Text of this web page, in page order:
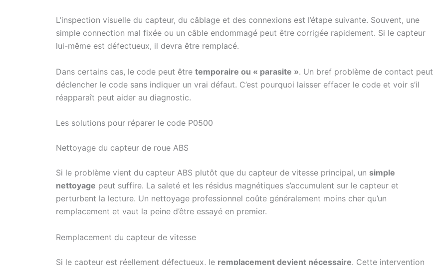
L’inspection visuelle du capteur, du câblage et des connexions est l’étape suivante. Souvent, une
simple connection mal fixée ou un câble endommagé peut être corrigée rapidement. Si le capteur
lui-même est défectueux, il devra être remplacé.
Dans certains cas, le code peut être temporaire ou « parasite ». Un bref problème de contact peut
déclencher le code sans indiquer un vrai défaut. C’est pourquoi laisser effacer le code et voir s’il
réapparaît peut aider au diagnostic.
Les solutions pour réparer le code P0500
Nettoyage du capteur de roue ABS
Si le problème vient du capteur ABS plutôt que du capteur de vitesse principal, un simple
nettoyage peut suffire. La saleté et les résidus magnétiques s’accumulent sur le capteur et
perturbent la lecture. Un nettoyage professionnel coûte généralement moins cher qu’un
remplacement et vaut la peine d’être essayé en premier.
Remplacement du capteur de vitesse
Si le capteur est réellement défectueux, le remplacement devient nécessaire. Cette intervention